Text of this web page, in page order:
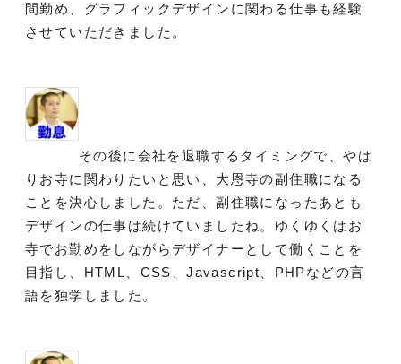
間勤め、グラフィックデザインに関わる仕事も経験
させていただきました。
その後に会社を退職するタイミングで、やは
りお寺に関わりたいと思い、大恩寺の副住職になる
ことを決心しました。ただ、副住職になったあとも
デザインの仕事は続けていましたね。ゆくゆくはお
寺でお勤めをしながらデザイナーとして働くことを
目指し、HTML、CSS、Javascript、PHPなどの言
語を独学しました。